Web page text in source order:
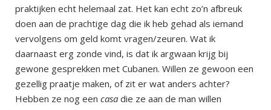
praktijken echt helemaal zat. Het kan echt zo’n afbreuk
doen aan de prachtige dag die ik heb gehad als iemand
vervolgens om geld komt vragen/zeuren. Wat ik
daarnaast erg zonde vind, is dat ik argwaan krijg bij
gewone gesprekken met Cubanen. Willen ze gewoon een
gezellig praatje maken, of zit er wat anders achter?
Hebben ze nog een casa die ze aan de man willen